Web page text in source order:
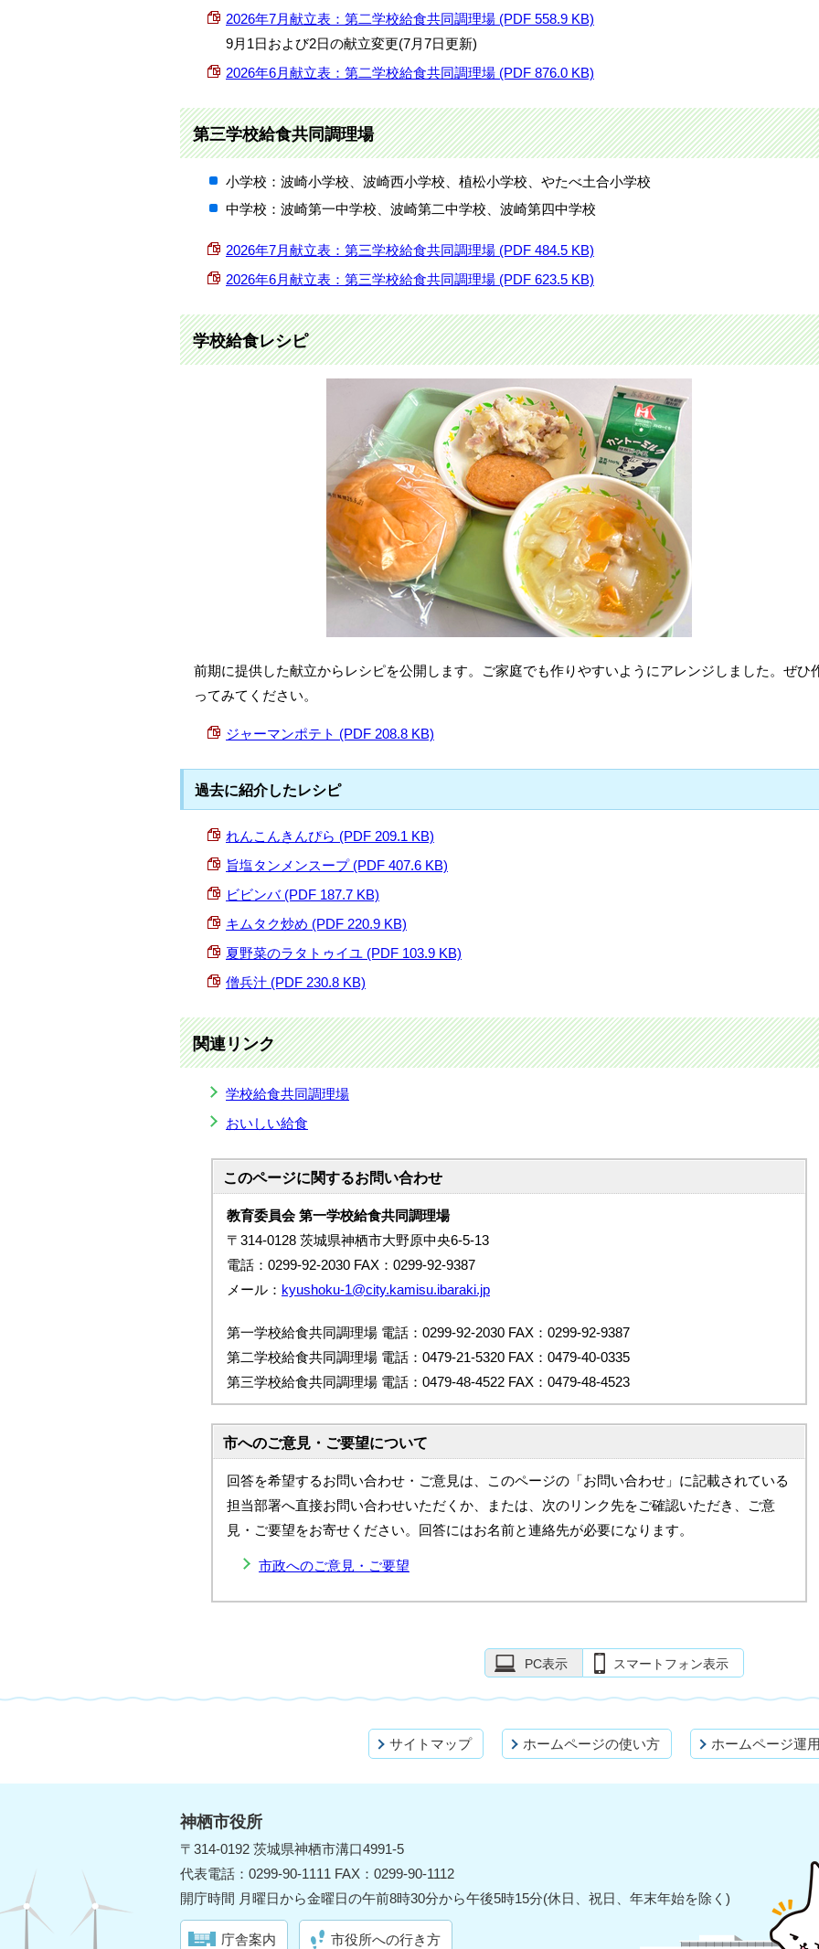
2026年7月献立表：第二学校給食共同調理場 (PDF 558.9 KB)
9月1日および2日の献立変更(7月7日更新)
2026年6月献立表：第二学校給食共同調理場 (PDF 876.0 KB)
第三学校給食共同調理場
小学校：波崎小学校、波崎西小学校、植松小学校、やたべ土合小学校
中学校：波崎第一中学校、波崎第二中学校、波崎第四中学校
2026年7月献立表：第三学校給食共同調理場 (PDF 484.5 KB)
2026年6月献立表：第三学校給食共同調理場 (PDF 623.5 KB)
学校給食レシピ
前期に提供した献立からレシピを公開します。ご家庭でも作りやすいようにアレンジしました。ぜひ
ってみてください。
ジャーマンポテト (PDF 208.8 KB)
過去に紹介したレシピ
れんこんきんぴら (PDF 209.1 KB)
旨塩タンメンスープ (PDF 407.6 KB)
ビビンバ (PDF 187.7 KB)
キムタク炒め (PDF 220.9 KB)
夏野菜のラタトゥイユ (PDF 103.9 KB)
僧兵汁 (PDF 230.8 KB)
関連リンク
学校給食共同調理場
おいしい給食
このページに関するお問い合わせ
教育委員会 第一学校給食共同調理場
〒314-0128 茨城県神栖市大野原中央6-5-13
電話：0299-92-2030 FAX：0299-92-9387
メール： kyushoku-1@city.kamisu.ibaraki.jp
第一学校給食共同調理場 電話：0299-92-2030 FAX：0299-92-9387
第二学校給食共同調理場 電話：0479-21-5320 FAX：0479-40-0335
第三学校給食共同調理場 電話：0479-48-4522 FAX：0479-48-4523
市へのご意見・ご要望について
回答を希望するお問い合わせ・ご意見は、このページの「お問い合わせ」に記載されている
担当部署へ直接お問い合わせいただくか、または、次のリンク先をご確認いただき、ご意
見・ご要望をお寄せください。回答にはお名前と連絡先が必要になります。
市政へのご意見・ご要望
PC表示 スマートフォン表示
サイトマップ ホームページの使い方 ホームページ運
神栖市役所
〒314-0192 茨城県神栖市溝口4991-5
代表電話：0299-90-1111 FAX：0299-90-1112
開庁時間 月曜日から金曜日の午前8時30分から午後5時15分(休日、祝日、年末年始を除く)
庁舎案内 市役所への行き方